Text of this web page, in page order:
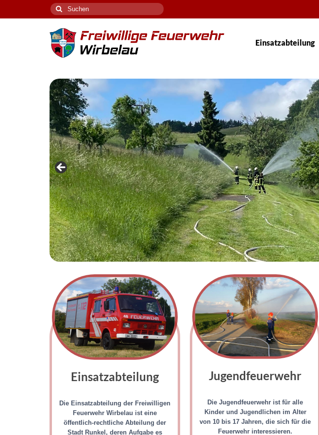
Einsatzabteilung
Einsatzabteilung
Die Einsatzabteilung der Freiwilligen
Feuerwehr Wirbelau ist eine
öffentlich-rechtliche Abteilung der
Stadt Runkel, deren Aufgabe es
Jugendfeuerwehr
Die Jugendfeuerwehr ist für alle
Kinder und Jugendlichen im Alter
von 10 bis 17 Jahren, die sich für die
Feuerwehr interessieren.